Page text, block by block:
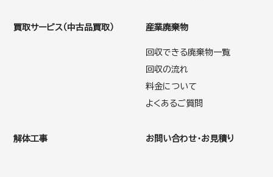
買取サービス（中古品買取） 産業廃棄物
回収できる廃棄物一覧
回収の流れ
料金について
よくあるご質問
解体工事 お問い合わせ・お見積り